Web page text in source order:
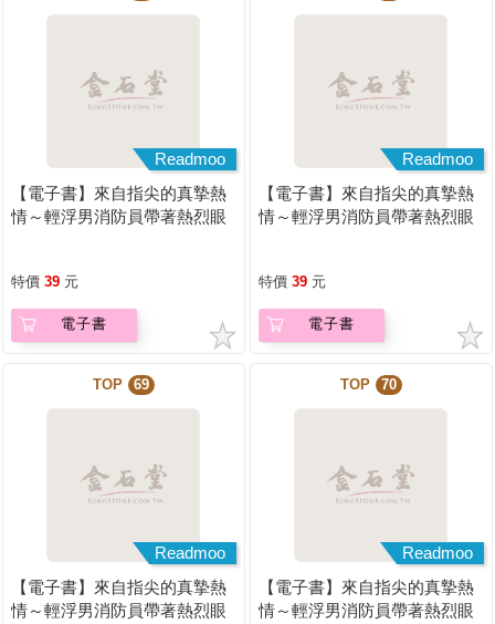
Readmoo
【電子書】來自指尖的真摯熱
情～輕浮男消防員帶著熱烈眼
特價 39 元
電子書
Readmoo
【電子書】來自指尖的真摯熱
情～輕浮男消防員帶著熱烈眼
特價 39 元
電子書
TOP 69
Readmoo
【電子書】來自指尖的真摯熱
情～輕浮男消防員帶著熱烈眼
TOP 70
Readmoo
【電子書】來自指尖的真摯熱
情～輕浮男消防員帶著熱烈眼